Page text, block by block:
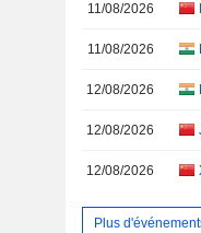
11/08/2026
11/08/2026
12/08/2026
12/08/2026
12/08/2026
Plus